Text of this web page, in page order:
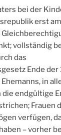
bei der
erst
vollständig
das
Ende der
in
die endgültige
Frauen
verfügen,
– vorher